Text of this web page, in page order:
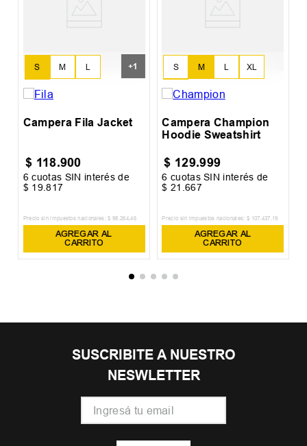
S L
M
XL
+1
Campera Fila Jacket
$ 118.900
6 cuotas SIN interés de
$ 19.817
Precio sin impuestos nacionales: $ 98 264,46
AGREGAR AL
CARRITO
S L
M XL
XXL
Campera Champion
Hoodie Sweatshirt
$ 129.999
6 cuotas SIN interés de
$ 21 667
Precio sin impuestos nacionales: $ 107 437 19
AGREGAR AL
CARRITO
SUSCRIBITE A NUESTRO
NESWLETTER